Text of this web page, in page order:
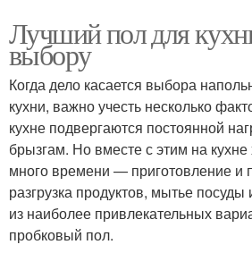
Лучший пол для
выбору
Когда дело касается выбора
кухни, важно учесть несколько
кухне подвергаются постоянной
брызгам. Но вместе с этим на
много времени — приготовление и
разгрузка продуктов, мытье
из наиболее привлекательных
пробковый пол.